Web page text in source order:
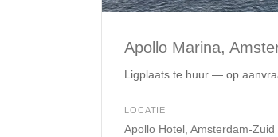
Apollo Marina,
Ligplaats te huur — op
LOCATIE
Apollo Hotel, Amsterdam-Zuid